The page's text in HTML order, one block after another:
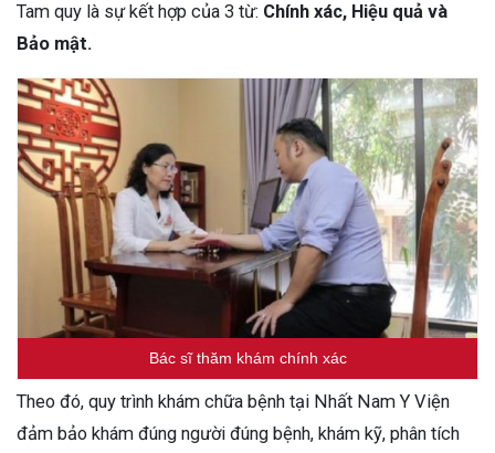
Tam quy là sự kết hợp của 3 từ: Chính xác, Hiệu quả và
Bảo mật.
Bác sĩ thăm khám chính xác
Theo đó, quy trình khám chữa bệnh tại Nhất Nam Y Viện
đảm bảo khám đúng người đúng bệnh, khám kỹ, phân tích